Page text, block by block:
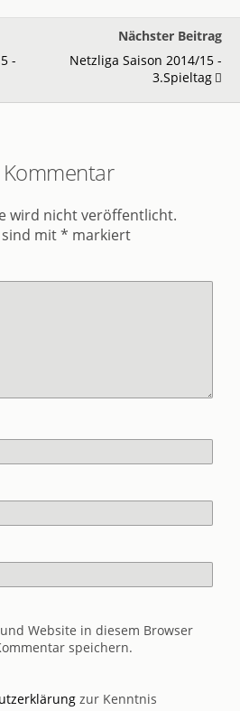
-
Nächster Beitrag
Netzliga Saison 2014/15 -
3.Spieltag
wird nicht veröffentlicht.
mit* markiert
Website in diesem Browser
speichern.
zur Kenntnis